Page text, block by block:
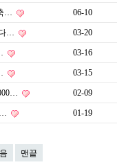
… 06-10
다… 03-20
03-16
03-15
02-09
01-19
맨끝